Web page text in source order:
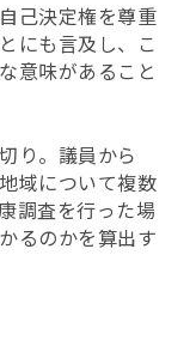
己決定権を尊重
にも言及し、こ
意味があること
り。議員から
域について複数
調査を行った場
るのかを算出す